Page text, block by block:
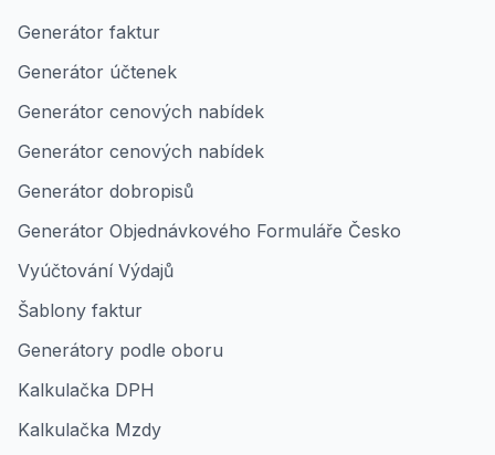
Generátor faktur
Generátor účtenek
Generátor cenových nabídek
Generátor cenových nabídek
Generátor dobropisů
Generátor Objednávkového Formuláře Česko
Vyúčtování Výdajů
Šablony faktur
Generátory podle oboru
Kalkulačka DPH
Kalkulačka Mzdy